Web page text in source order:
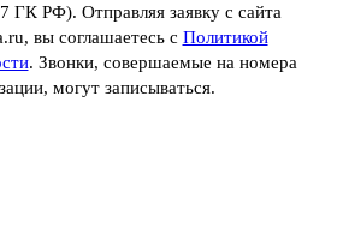
ГК РФ). Отправляя заявку с сайта
вы соглашаетесь с Политикой
. Звонки, совершаемые на номера
могут записываться.